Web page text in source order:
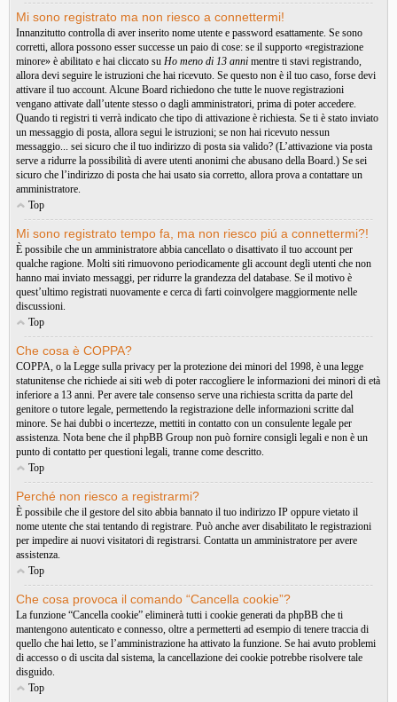
Mi sono registrato ma non riesco a connettermi!
Innanzitutto controlla di aver inserito nome utente e password esattamente. Se sono
corretti, allora possono esser successe un paio di cose: se il supporto «registrazione
minore» è abilitato e hai cliccato su Ho meno di 13 anni mentre ti stavi registrando,
allora devi seguire le istruzioni che hai ricevuto. Se questo non è il tuo caso, forse devi
attivare il tuo account. Alcune Board richiedono che tutte le nuove registrazioni
vengano attivate dall’utente stesso o dagli amministratori, prima di poter accedere.
Quando ti registri ti verrà indicato che tipo di attivazione è richiesta. Se ti è stato inviato
un messaggio di posta, allora segui le istruzioni; se non hai ricevuto nessun
messaggio... sei sicuro che il tuo indirizzo di posta sia valido? (L’attivazione via posta
serve a ridurre la possibilità di avere utenti anonimi che abusano della Board.) Se sei
sicuro che l’indirizzo di posta che hai usato sia corretto, allora prova a contattare un
amministratore.
Top
Mi sono registrato tempo fa, ma non riesco piú a connettermi?!
È possibile che un amministratore abbia cancellato o disattivato il tuo account per
qualche ragione. Molti siti rimuovono periodicamente gli account degli utenti che non
hanno mai inviato messaggi, per ridurre la grandezza del database. Se il motivo è
quest’ultimo registrati nuovamente e cerca di farti coinvolgere maggiormente nelle
discussioni.
Top
Che cosa è COPPA?
COPPA, o la Legge sulla privacy per la protezione dei minori del 1998, è una legge
statunitense che richiede ai siti web di poter raccogliere le informazioni dei minori di età
inferiore a 13 anni. Per avere tale consenso serve una richiesta scritta da parte del
genitore o tutore legale, permettendo la registrazione delle informazioni scritte dal
minore. Se hai dubbi o incertezze, mettiti in contatto con un consulente legale per
assistenza. Nota bene che il phpBB Group non può fornire consigli legali e non è un
punto di contatto per questioni legali, tranne come descritto.
Top
Perché non riesco a registrarmi?
È possibile che il gestore del sito abbia bannato il tuo indirizzo IP oppure vietato il
nome utente che stai tentando di registrare. Può anche aver disabilitato le registrazioni
per impedire ai nuovi visitatori di registrarsi. Contatta un amministratore per avere
assistenza.
Top
Che cosa provoca il comando “Cancella cookie”?
La funzione “Cancella cookie” eliminerà tutti i cookie generati da phpBB che ti
mantengono autenticato e connesso, oltre a permetterti ad esempio di tenere traccia di
quello che hai letto, se l’amministrazione ha attivato la funzione. Se hai avuto problemi
di accesso o di uscita dal sistema, la cancellazione dei cookie potrebbe risolvere tale
disguido.
Top